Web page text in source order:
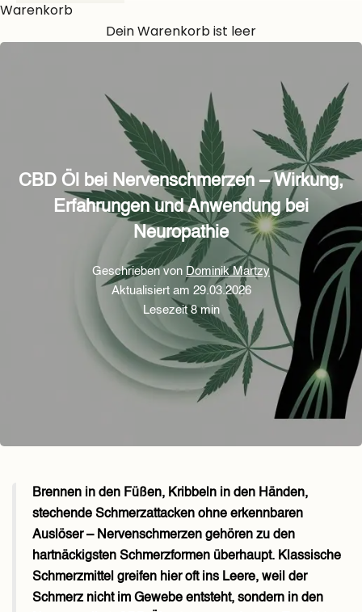
Warenkorb
Dein Warenkorb ist leer
CBD Öl bei Nervenschmerzen – Wirkung,
Erfahrungen und Anwendung bei
Neuropathie
Geschrieben von Dominik Martzy
Aktualisiert am 29.03.2026
Lesezeit 8 min
Brennen in den Füßen, Kribbeln in den Händen,
stechende Schmerzattacken ohne erkennbaren
Auslöser – Nervenschmerzen gehören zu den
hartnäckigsten Schmerzformen überhaupt. Klassische
Schmerzmittel greifen hier oft ins Leere, weil der
Schmerz nicht im Gewebe entsteht, sondern in den